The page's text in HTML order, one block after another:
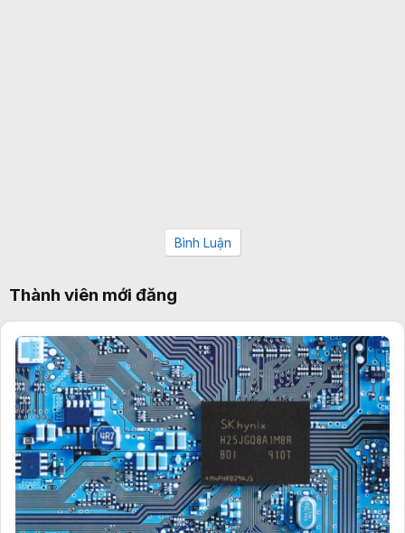
Bình Luận
Thành viên mới đăng